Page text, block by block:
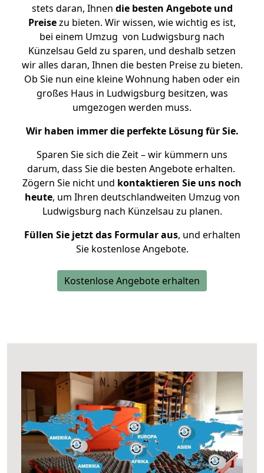
stets daran, Ihnen die besten Angebote und
Preisezu bieten. Wir wissen, wie wichtig es ist,
bei einem Umzug von Ludwigsburg nach
Künzelsau Geld zu sparen, und deshalb setzen
wir alles daran, Ihnen die besten Preise zu bieten.
Ob Sie nun eine kleine Wohnung haben oder ein
großes Haus in Ludwigsburg besitzen, was
umgezogen werden muss.
Wir haben immer die perfekte Lösung für Sie.
Sparen Sie sich die Zeit – wir kümmern uns
darum, dass Sie die besten Angebote erhalten.
Zögern Sie nicht und kontaktieren Sie uns noch
heute, um Ihren deutschlandweiten Umzug von
Ludwigsburg nach Künzelsau zu planen.
Füllen Sie jetzt das Formular aus, und erhalten
Sie kostenlose Angebote.
Kostenlose Angebote erhalten